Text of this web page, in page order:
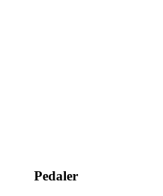
Pedaler